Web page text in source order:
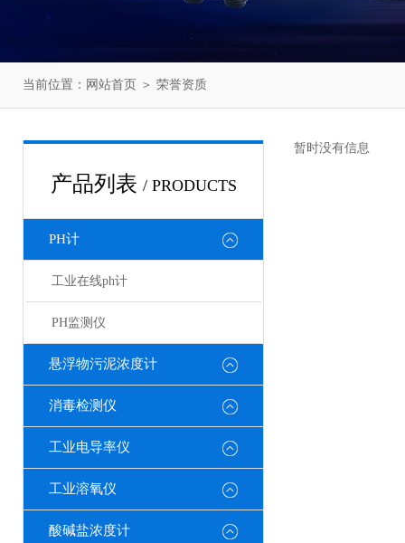
当前位置： 网站首页 ＞ 荣誉资质
产品列表 / PRODUCTS
PH计
工业在线ph计
PH监测仪
悬浮物污泥浓度计
消毒检测仪
工业电导率仪
工业溶氧仪
酸碱盐浓度计
暂时没有信息